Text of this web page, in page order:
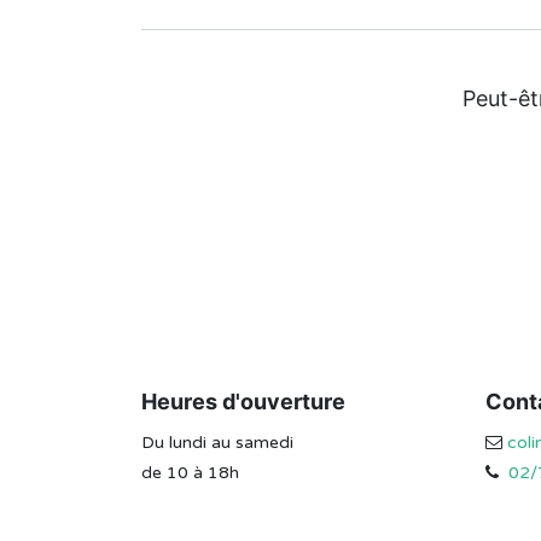
Peut-
Heures d'ouverture
Du lundi au samedi
de 10 à 18h
02/